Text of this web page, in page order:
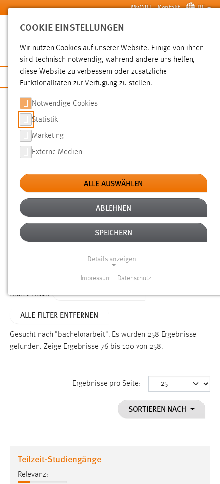
Zum Hauptinhalt springen MyOTH Kontakt DE
SUCHE
JETZT BEWERBEN
SUCHE
FILTER
Typ
Erstellungsdatum
Alter
Aktive Filter:
ALLE FILTER ENTFERNEN
Gesucht nach "bachelorarbeit". Es wurden 258 Ergebnisse
gefunden. Zeige Ergebnisse 76 bis 100 von 258.
Ergebnisse pro Seite:
SORTIEREN NACH
Teilzeit-Studiengänge
Relevanz:
COOKIE EINSTELLUNGEN
Wir nutzen Cookies auf unserer Website. Einige von ihnen
sind technisch notwendig, während andere uns helfen,
diese Website zu verbessern oder zusätzliche
Funktionalitäten zur Verfügung zu stellen.
Notwendige Cookies
Statistik
Marketing
Externe Medien
ALLE AUSWÄHLEN
ABLEHNEN
SPEICHERN
Details anzeigen
Funktionen und sind für die einwandfreie Funktion der
Einverständnis
cookie_consent
Dieser Cookie speichert die ausgewählten Einverständnis-
Performance
Impressum Datenschutz